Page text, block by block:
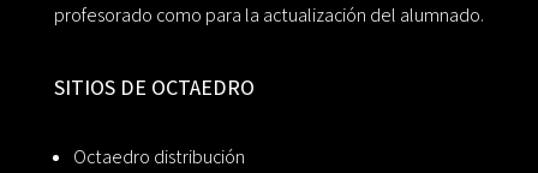
profesorado como para la actualización del alumnado.
SITIOS DE OCTAEDRO
Octaedro distribución